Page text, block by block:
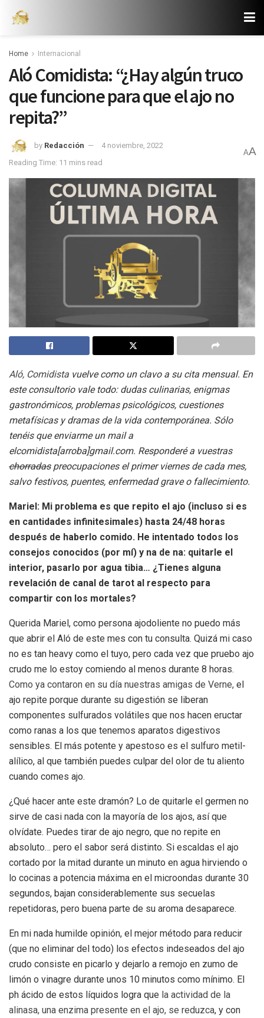
Home Internacional
Aló Comidista: “¿Hay algún truco
que funcione para que el ajo no
repita?”
by Redacción
4 noviembre, 2022
Reading Time: 11 mins read
AA
Aló, Comidista vuelve como un clavo a su cita mensual. En
este consultorio vale todo: dudas culinarias, enigmas
gastronómicos, problemas psicológicos, cuestiones
metafísicas y dramas de la vida contemporánea. Sólo
tenéis que enviarme un mail a
elcomidista[arroba]gmail.com. Responderé a vuestras
chorradaspreocupaciones el primer viernes de cada mes,
salvo festivos, puentes, enfermedad grave o fallecimiento.
Mariel: Mi problema es que repito el ajo (incluso si es
en cantidades infinitesimales) hasta 24/48 horas
después de haberlo comido. He intentado todos los
consejos conocidos (por mí) y na de na: quitarle el
interior, pasarlo por agua tibia… ¿Tienes alguna
revelación de canal de tarot al respecto para
compartir con los mortales?
Querida Mariel, como persona ajodoliente no puedo más
que abrir el Aló de este mes con tu consulta. Quizá mi caso
no es tan heavy como el tuyo, pero cada vez que pruebo ajo
crudo me lo estoy comiendo al menos durante 8 horas.
Como ya contaron en su día nuestras amigas de Verne, el
ajo repite porque durante su digestión se liberan
componentes sulfurados volátiles que nos hacen eructar
como ranas a los que tenemos aparatos digestivos
sensibles. El más potente y apestoso es el sulfuro metil-
alílico, al que también puedes culpar del olor de tu aliento
cuando comes ajo.
¿Qué hacer ante este dramón? Lo de quitarle el germen no
sirve de casi nada con la mayoría de los ajos, así que
olvídate. Puedes tirar de ajo negro, que no repite en
absoluto… pero el sabor será distinto. Si escaldas el ajo
cortado por la mitad durante un minuto en agua hirviendo o
lo cocinas a potencia máxima en el microondas durante 30
segundos, bajan considerablemente sus secuelas
repetidoras, pero buena parte de su aroma desaparece.
En mi nada humilde opinión, el mejor método para reducir
(que no eliminar del todo) los efectos indeseados del ajo
crudo consiste en picarlo y dejarlo a remojo en zumo de
limón o vinagre durante unos 10 minutos como mínimo. El
ph ácido de estos líquidos logra que la actividad de la
alinasa, una enzima presente en el ajo, se reduzca, y con